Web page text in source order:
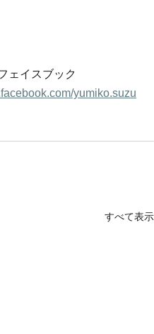
ェイスブック
yumiko.suzu
すべて表示